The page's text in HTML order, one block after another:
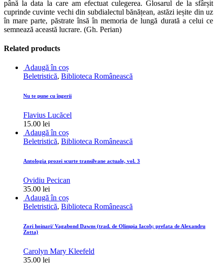
până la data la care am efectuat culegerea. Glosarul de la sfârșit
cuprinde cuvinte vechi din subdialectul bănățean, astăzi ieșite din uz
în mare parte, păstrate însă în memoria de lungă durată a celui ce
semnează această lucrare. (Gh. Perian)
Related products
Adaugă în coș
Beletristică, Biblioteca Românească
Nu te pune cu îngerii
Flavius Lucăcel
15.00 lei
Adaugă în coș
Beletristică, Biblioteca Românească
Antologia prozei scurte transilvane actuale, vol. 3
Ovidiu Pecican
35.00 lei
Adaugă în coș
Beletristică, Biblioteca Românească
Zori hoinari/ Vagabond Dawns (trad. de Olimpia Iacob; prefata de Alexandru
Zotta)
Carolyn Mary Kleefeld
35.00 lei